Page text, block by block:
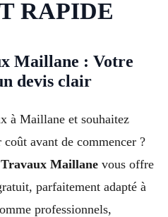
RAPIDE
Maillane : Votre
devis clair
à Maillane et souhaitez
avant de commencer ?
Maillane vous offre
parfaitement adapté à
professionnels,